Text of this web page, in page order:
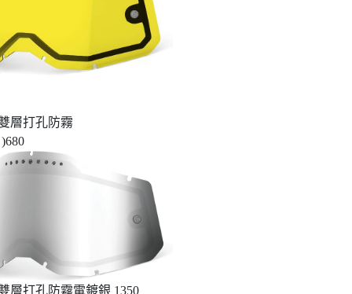
層打孔防霧
層打孔防霧電鍍銀 1350